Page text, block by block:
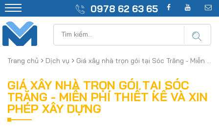
0978 62 63 65
Trang chủ Dịch vụ Giá xây nhà trọn gói tại Sóc Trăng - Miễn phí thiết kế và xin phép xây dựng
GIÁ XÂY NHÀ TRỌN GÓI TẠI SÓC
TRĂNG - MIỄN PHÍ THIẾT KẾ VÀ XIN
PHÉP XÂY DỰNG